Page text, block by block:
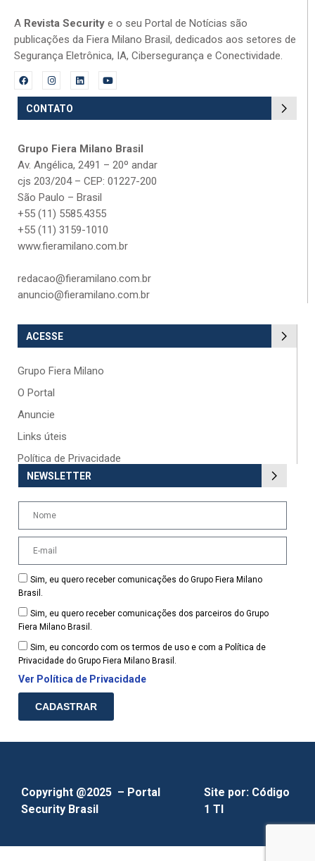
A Revista Security e o seu Portal de Notícias são
publicações da Fiera Milano Brasil, dedicados aos setores de
Segurança Eletrônica, IA, Cibersegurança e Conectividade.
CONTATO
Grupo Fiera Milano Brasil
Av. Angélica, 2491 – 20º andar
cjs 203/204 – CEP: 01227-200
São Paulo – Brasil
+55 (11) 5585.4355
+55 (11) 3159-1010
www.fieramilano.com.br
redacao@fieramilano.com.br
anuncio@fieramilano.com.br
ACESSE
Grupo Fiera Milano
O Portal
Anuncie
Links úteis
Política de Privacidade
NEWSLETTER
Sim, eu quero receber comunicações do Grupo Fiera Milano
Brasil.
Sim, eu quero receber comunicações dos parceiros do Grupo
Fiera Milano Brasil.
Sim, eu concordo com os termos de uso e com a Política de
Privacidade do Grupo Fiera Milano Brasil.
Ver Política de Privacidade
CADASTRAR
Copyright @2025 – Portal
Security Brasil
Site por: Código
1 TI